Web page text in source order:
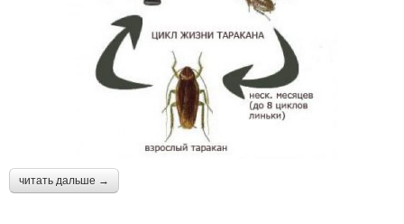
читать дальше →